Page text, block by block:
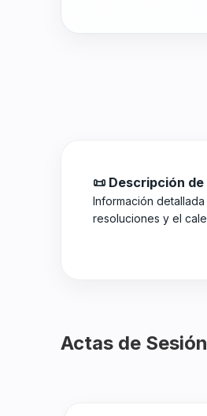
📜 Descripción
Información
resoluciones y el
Actas de